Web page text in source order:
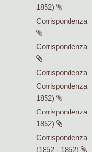
1852)
Corrispondenza
Corrispondenza
Corrispondenza
Corrispondenza
1852)
Corrispondenza
1852)
Corrispondenza
(1852 - 1852)